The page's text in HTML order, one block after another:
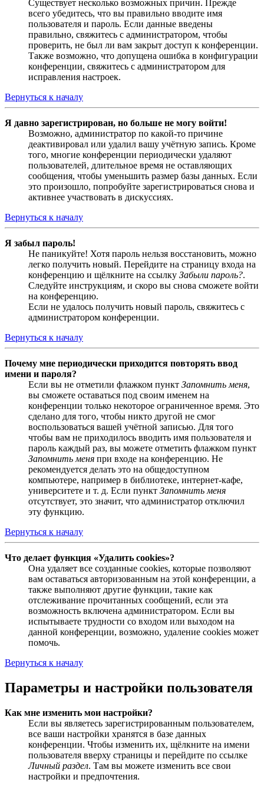
Существует несколько возможных причин. Прежде
всего убедитесь, что вы правильно вводите имя
пользователя и пароль. Если данные введены
правильно, свяжитесь с администратором, чтобы
проверить, не был ли вам закрыт доступ к конференции.
Также возможно, что допущена ошибка в конфигурации
конференции, свяжитесь с администратором для
исправления настроек.
Вернуться к началу
Я давно зарегистрирован, но больше не могу войти!
Возможно, администратор по какой-то причине
деактивировал или удалил вашу учётную запись. Кроме
того, многие конференции периодически удаляют
пользователей, длительное время не оставляющих
сообщения, чтобы уменьшить размер базы данных. Если
это произошло, попробуйте зарегистрироваться снова и
активнее участвовать в дискуссиях.
Вернуться к началу
Я забыл пароль!
Не паникуйте! Хотя пароль нельзя восстановить, можно
легко получить новый. Перейдите на страницу входа на
конференцию и щёлкните на ссылку Забыли пароль?.
Следуйте инструкциям, и скоро вы снова сможете войти
на конференцию.
Если не удалось получить новый пароль, свяжитесь с
администратором конференции.
Вернуться к началу
Почему мне периодически приходится повторять ввод
имени и пароля?
Если вы не отметили флажком пункт Запомнить меня,
вы сможете оставаться под своим именем на
конференции только некоторое ограниченное время. Это
сделано для того, чтобы никто другой не смог
воспользоваться вашей учётной записью. Для того
чтобы вам не приходилось вводить имя пользователя и
пароль каждый раз, вы можете отметить флажком пункт
Запомнить меня при входе на конференцию. Не
рекомендуется делать это на общедоступном
компьютере, например в библиотеке, интернет-кафе,
университете и т. д. Если пункт Запомнить меня
отсутствует, это значит, что администратор отключил
эту функцию.
Вернуться к началу
Что делает функция «Удалить cookies»?
Она удаляет все созданные cookies, которые позволяют
вам оставаться авторизованным на этой конференции, а
также выполняют другие функции, такие как
отслеживание прочитанных сообщений, если эта
возможность включена администратором. Если вы
испытываете трудности со входом или выходом на
данной конференции, возможно, удаление cookies может
помочь.
Вернуться к началу
Параметры и настройки пользователя
Как мне изменить мои настройки?
Если вы являетесь зарегистрированным пользователем,
все ваши настройки хранятся в базе данных
конференции. Чтобы изменить их, щёлкните на имени
пользователя вверху страницы и перейдите по ссылке
Личный раздел. Там вы можете изменить все свои
настройки и предпочтения.